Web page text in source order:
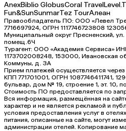
AnexBiblio GlobusCoral Travel
Fun&SunSunmarTez TourАлеан
Правообладатель ПО: ООО «Левел
7716697924, ОГРН 1117746723808
Муниципальный округ Пресненский,
помещ.6Ч
Турагент: ООО «Академия Сервиса»
1173702008248, 153000, Ивановская
Коммуны, д. ЗА
Прием платежей осуществляется
КПП 771701001, ОГРН 1087746411741,
бульвар, дом № 19, строение 1, эт. 10,
Стоимость ПО предоставляется по
Вся информация, размещённая на
характер и не является рекламой и
условия предоставления услуг в
питания, описанные на сайте, могут
администрации отелей. Копирование